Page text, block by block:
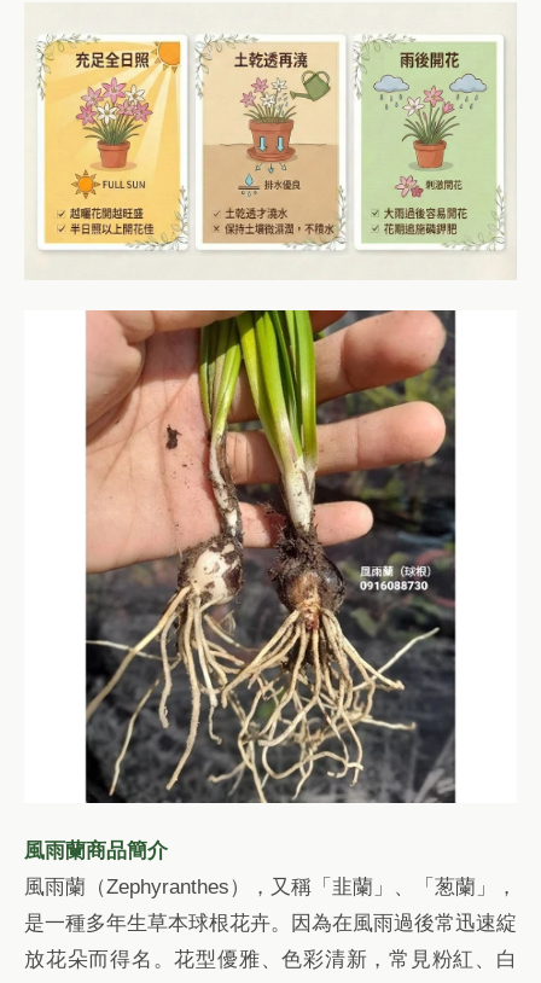
風雨蘭商品簡介
風雨蘭（Zephyranthes），又稱「韭蘭」、「葱蘭」，
是一種多年生草本球根花卉。因為在風雨過後常迅速綻
放花朵而得名。花型優雅、色彩清新，常見粉紅、白